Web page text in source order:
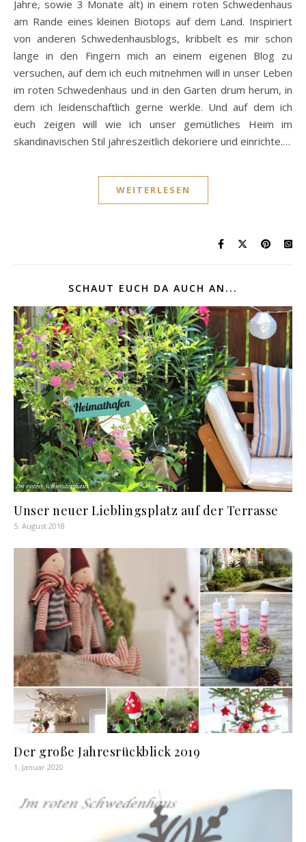
Jahre, sowie 3 Monate alt) in einem roten Schwedenhaus
am Rande eines kleinen Biotops auf dem Land. Inspiriert
von anderen Schwedenhausblogs, kribbelt es mir schon
lange in den Fingern mich an einem eigenen Blog zu
versuchen, auf dem ich euch mitnehmen will in unser Leben
im roten Schwedenhaus und in den Garten drum herum, in
dem ich leidenschaftlich gerne werkle. Und auf dem ich
euch zeigen will wie ich unser gemütliches Heim im
skandinavischen Stil jahreszeitlich dekoriere und einrichte.…
WEITERLESEN
SCHAUT EUCH DA AUCH AN...
Unser neuer Lieblingsplatz auf der Terrasse
5. August 2018
Der große Jahresrückblick 2019
1. Januar 2020